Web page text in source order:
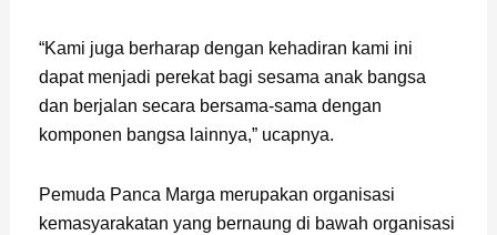
“Kami juga berharap dengan kehadiran kami ini
dapat menjadi perekat bagi sesama anak bangsa
dan berjalan secara bersama-sama dengan
komponen bangsa lainnya,” ucapnya.
Pemuda Panca Marga merupakan organisasi
kemasyarakatan yang bernaung di bawah organisasi